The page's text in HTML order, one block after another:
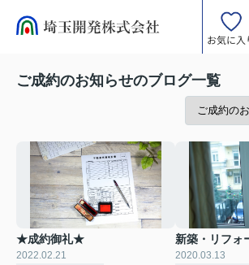
お気に入
ご成約のお知らせのブログ一覧
★成約御礼★
2022.02.21
新築・リフォ
2020.03.13